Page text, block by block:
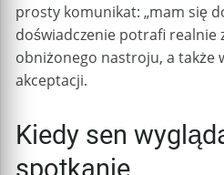
prosty komunikat: „mam się
doświadczenie potrafi realnie
obniżonego nastroju, a także
akceptacji.
Kiedy sen
spotkanie